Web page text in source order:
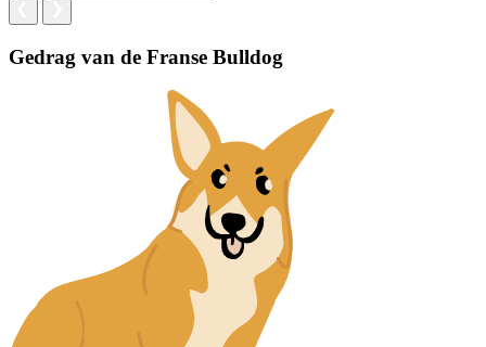
Gedrag van de Franse Bulldog